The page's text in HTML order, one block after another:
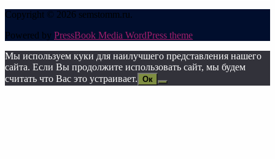
Copyright © 2026 semstomm.ru.
Powered by PressBook Media WordPress theme
Мы используем куки для наилучшего представления нашего
сайта. Если Вы продолжите использовать сайт, мы будем
считать что Вас это устраивает. Ок